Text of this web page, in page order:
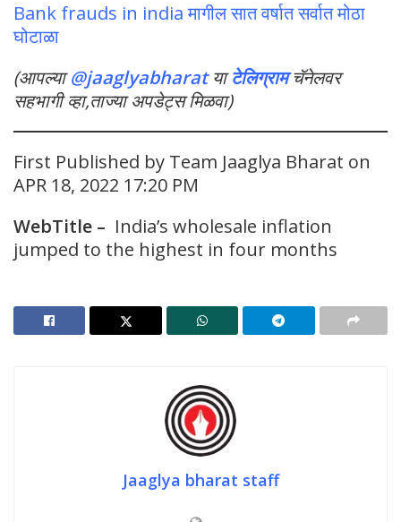
Bank frauds in india मागील सात वर्षात सर्वात मोठा
घोटाळा
(आपल्या@jaaglyabharat याटेलिग्राम चॅनेलवर
सहभागी व्हा,ताज्या अपडेट्स मिळवा)
First Published by Team Jaaglya Bharat on
APR 18, 2022 17:20 PM
WebTitle – India’s wholesale inflation
jumped to the highest in four months
Jaaglya bharat staff